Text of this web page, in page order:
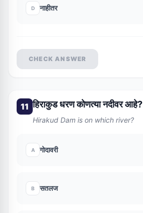
D नाहीतर
CHECK ANSWER
11 हिराकुड धरण कोणत्या नदीवर आहे?
Hirakud Dam is on which river?
A गोदावरी
B सतलज